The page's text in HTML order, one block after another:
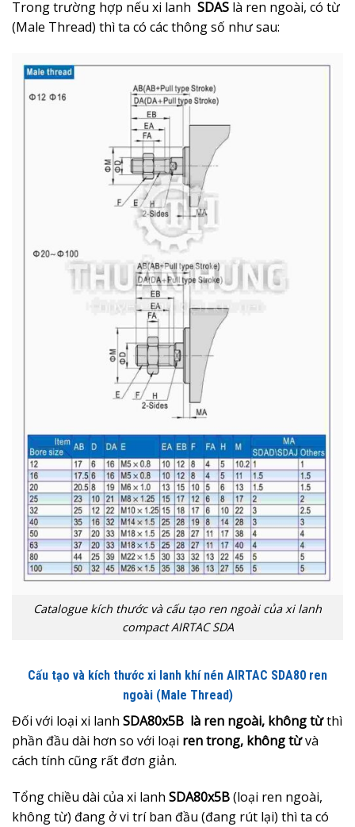
Trong trường hợp nếu xi lanh SDAS là ren ngoài, có từ
(Male Thread) thì ta có các thông số như sau:
Catalogue kích thước và cấu tạo ren ngoài của xi lanh
compact AIRTAC SDA
Cấu tạo và kích thước xi lanh khí nén AIRTAC SDA80 ren
ngoài (Male Thread)
Đối với loại xi lanh SDA80x5B là ren ngoài, không từthì
phần đầu dài hơn so với loại ren trong, không từvà
cách tính cũng rất đơn giản.
Tổng chiều dài của xi lanh SDA80x5B(loại ren ngoài,
không từ) đang ở vi trí ban đầu (đang rút lại) thì ta có